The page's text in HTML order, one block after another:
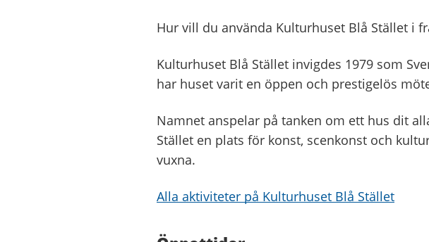
Hur vill du använda Kulturhuset Blå Stället i
Kulturhuset Blå Stället invigdes 1979 som
har huset varit en öppen och prestigelös
Namnet anspelar på tanken om ett hus dit
Stället en plats för konst, scenkonst och
vuxna.
Alla aktiviteter på Kulturhuset Blå Stället